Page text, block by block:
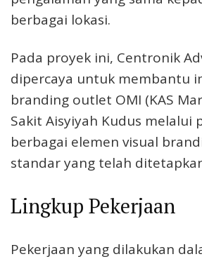
berbagai lokasi.
Pada proyek ini, Centronik
dipercaya untuk membantu
branding outlet OMI (KAS
Sakit Aisyiyah Kudus melalui
berbagai elemen visual
standar yang telah
Lingkup Pekerjaan
Pekerjaan yang dilakukan